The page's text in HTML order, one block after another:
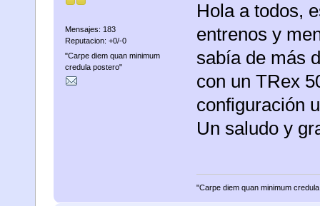
Mensajes: 183
Reputacion: +0/-0
"Carpe diem quan minimum
credula postero"
Hola a todos,
entrenos y
sabía de más
con un TRex
configuración
Un saludo y
"Carpe diem quan minimum